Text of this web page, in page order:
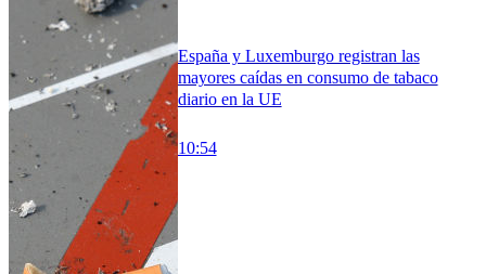
España y Luxemburgo registran las
mayores caídas en consumo de tabaco
diario en la UE
10:54